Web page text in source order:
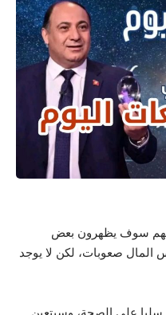
سوف يظهرون بعض
المال صعوبات، لكن لا يوجد
سلبا على الصحة، وسيتعين